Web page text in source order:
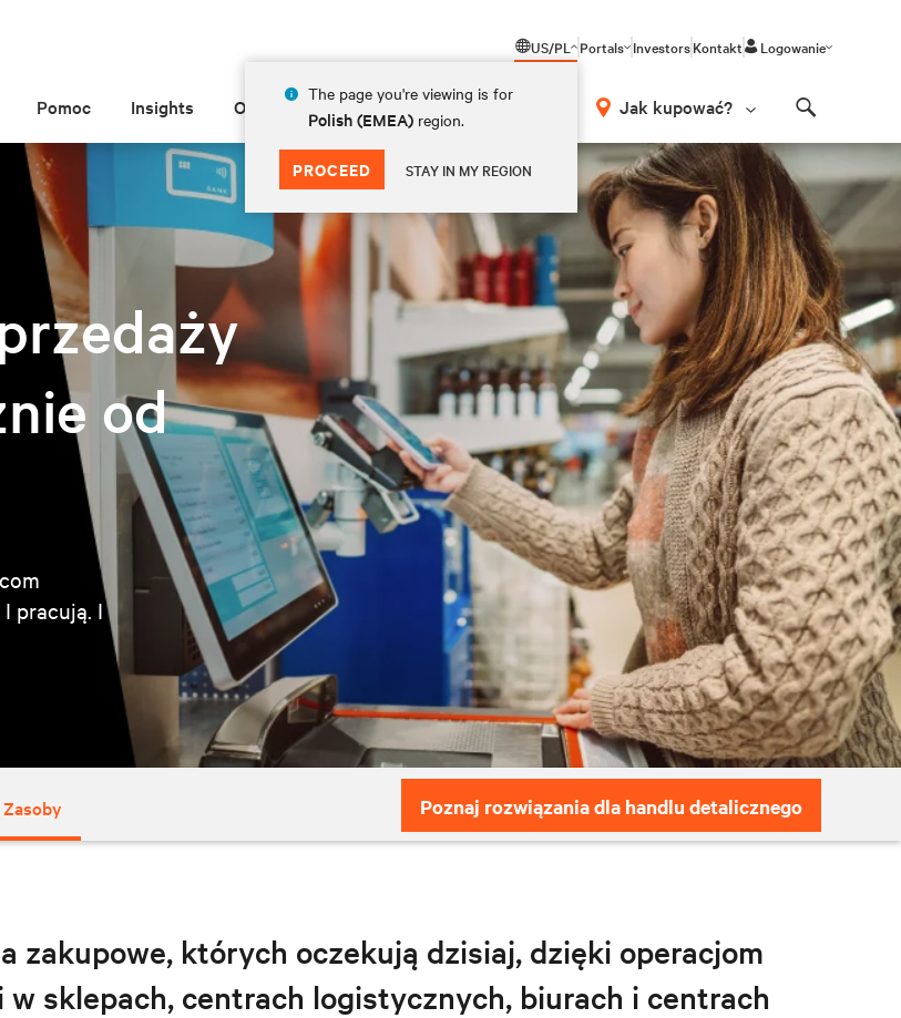
US/PL
The page you're viewing is for
Polish (EMEA) region.
PROCEED STAY IN MY REGION
Portals InvestorsKontakt Logowanie
Pomoc Insights O Vertiv Jak kupować?
od
pracują. I
Zasoby Poznaj rozwiązania dla handlu detalicznego
zakupowe, których oczekują dzisiaj, dzięki operacjom
sklepach, centrach logistycznych, biurach i centrach